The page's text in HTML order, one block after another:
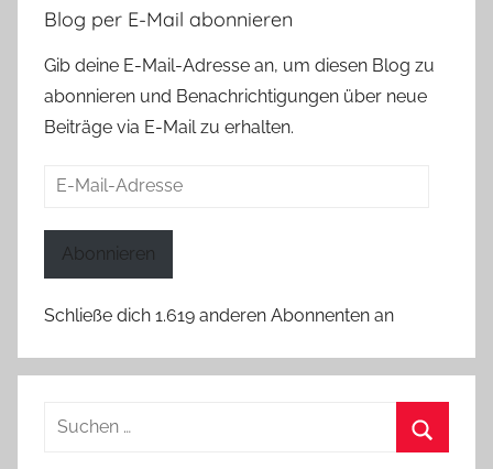
Blog per E-Mail abonnieren
Gib deine E-Mail-Adresse an, um diesen Blog zu
abonnieren und Benachrichtigungen über neue
Beiträge via E-Mail zu erhalten.
E-
Abonnieren
Schließe dich 1.619 anderen Abonnenten an
Suchen